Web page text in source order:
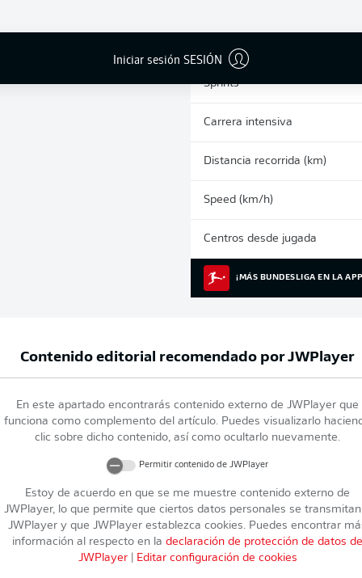
Iniciar sesión SESIÓN
Sprints
Carrera intensiva
Distancia recorrida (km)
Speed (km/h)
Centros desde jugada
¡MÁS BUNDESLIGA EN LA
Contenido editorial recomendado porJWPlayer
En este apartado encontrarás contenido externo de JWPlayer que
funciona como complemento del artículo. Puedes visualizarlo
clic sobre dicho contenido, así como ocultarlo nuevamente.
Permitir contenido de JWPlayer
Estoy de acuerdo en que se me muestre contenido externo de
JWPlayer, lo que permite que ciertos datos personales se
JWPlayer y que JWPlayer establezca cookies. Puedes encontrar
información al respecto en la declaración de protección de datos de
JWPlayer| Editar configuración de cookies